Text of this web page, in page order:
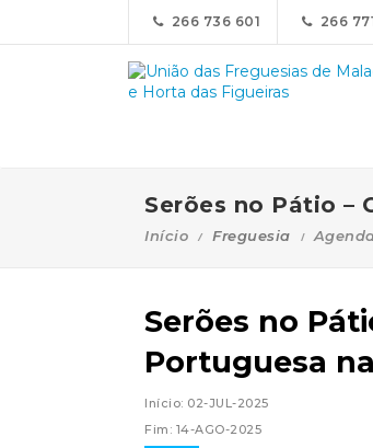
266 736 601 266
Serões no Pátio –
Início Freguesia
Serões no
Portuguesa
Início: 02-JUL-2025
Fim: 14-AGO-2025